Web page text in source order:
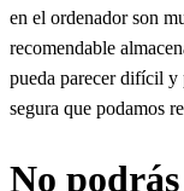
en el ordenador son
recomendable
pueda parecer difícil y
segura que podamos
No